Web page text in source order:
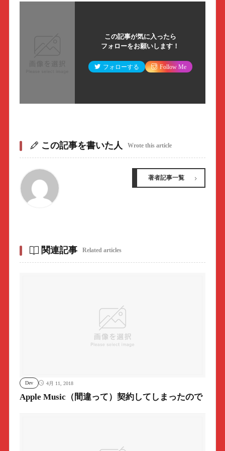
この記事が気に入ったら
フォローをお願いします！
フォローする Follow Me
この記事を書いた人 Wrote this article
著者記事一覧
関連記事 Related articles
Dev 4月 11, 2018
Apple Music（間違って）契約してしまったので